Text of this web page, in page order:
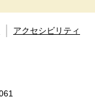
アクセシビリティ